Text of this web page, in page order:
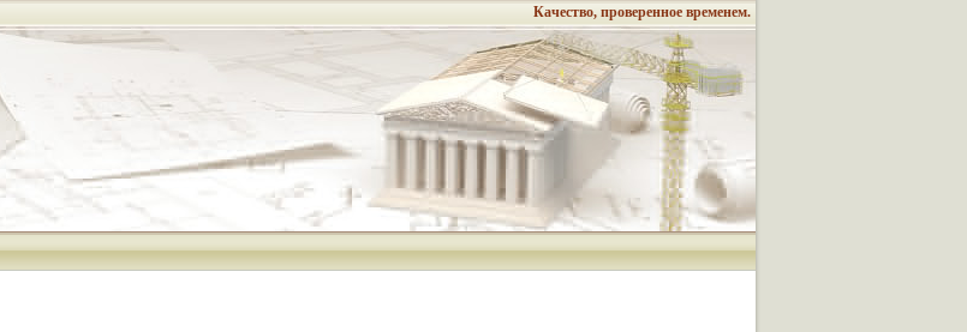
Качество, проверенное временем.